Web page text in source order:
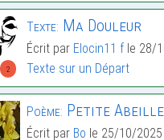
2
Texte: Ma Douleur
Écrit par Elocin11 f le 28/
Texte sur un Départ
Poème: Petite
Écrit par Bo le 25/10/